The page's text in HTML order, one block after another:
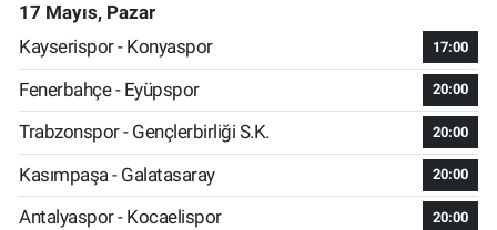
17 Mayıs, Pazar
Kayserispor - Konyaspor
17:00
Fenerbahçe - Eyüpspor 20:00
Trabzonspor - Gençlerbirliği S.K. 20:00
Kasımpaşa - Galatasaray 20:00
Antalyaspor - Kocaelispor 20:00